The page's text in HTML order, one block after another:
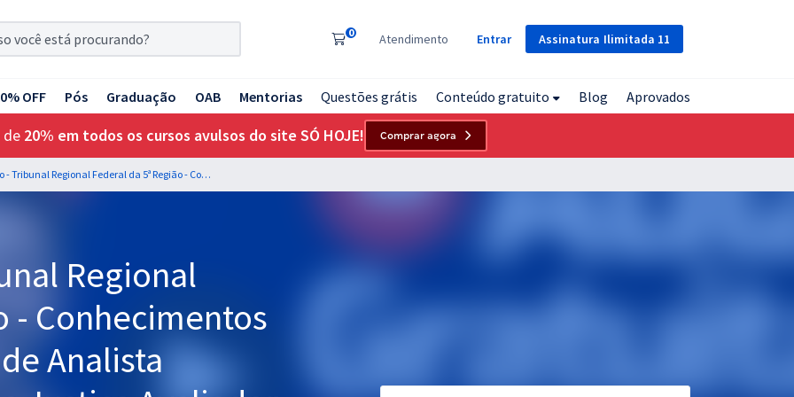
Assinatura Ilimitada 11
0 Atendimento Entrar
OFF Pós Graduação OAB Mentorias Questões grátis Conteúdo gratuito Blog Aprovados
de 20% em todos os cursos avulsos do site SÓ HOJE! Comprar agora
TRF 5ª Região - Tribunal Regional Federal da 5ª Região - Conhecimentos Gerais para o Cargo de Analista Judiciário - Oficial de Justiça Avaliador Federal
Regional
- Conhecimentos
Analista